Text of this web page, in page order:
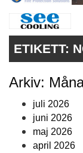
VÅRA ANDRA
ANNONSERA
KONTAKT
ETIKETT:
Arkiv:
juli 2026
juni 2026
maj 2026
april 2026